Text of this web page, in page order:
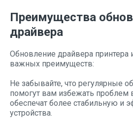
Преимущества
драйвера
Обновление драйвера принтера
важных преимуществ:
Не забывайте, что регулярные
помогут вам избежать проблем
обеспечат более стабильную и
устройства.